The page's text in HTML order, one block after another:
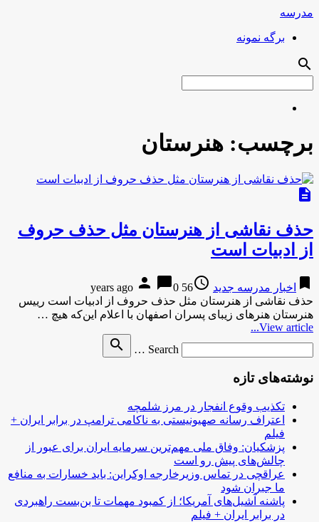
مدرسه
برگه نمونه
search
برچسب: هنرستان
description
حذف نقاشی از هنرستان مثل حذف حروف
از ادبیات است
bookmark اخبار مدرسه جدید access_time
56 years ago
person chat_bubble0
حذف نقاشی از هنرستان مثل حذف حروف از ادبیات است رییس
هنرستان هنرهای زیبای پسران اصفهان با اعلام این‌که هیچ …
View article...
Search …
search
نوشته‌های تازه
تکذیب وقوع انفجار در مرز شلمچه
اعتراف رسانه صهیونیستی به ناکامی ترامپ در برابر ایران +
فیلم
پزشکیان: وفاق ملی مهم‌ترین سرمایه ایران برای عبور از
چالش‌های پیش رو است
عراقچی در تماس وزیرخارجه اوکراین: باید خسارات به منافع
ما جبران شود
پاشنه آشیل‌های آمریکا؛ از کمبود مهمات تا بن‌بست راهبردی
در برابر ایران + فیلم